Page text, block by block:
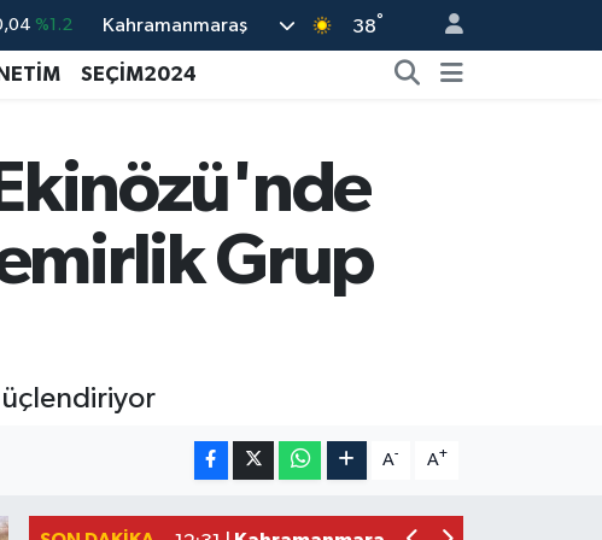
%1.2
%0.17
%2.12
Kahramanmaraş 38°
SEÇİM2024
Grup
A- A+
15:10 |Kahramanmaraş'ta Korku Dolu
12:48 |Müge Anlı'da gündeme gelen Palu